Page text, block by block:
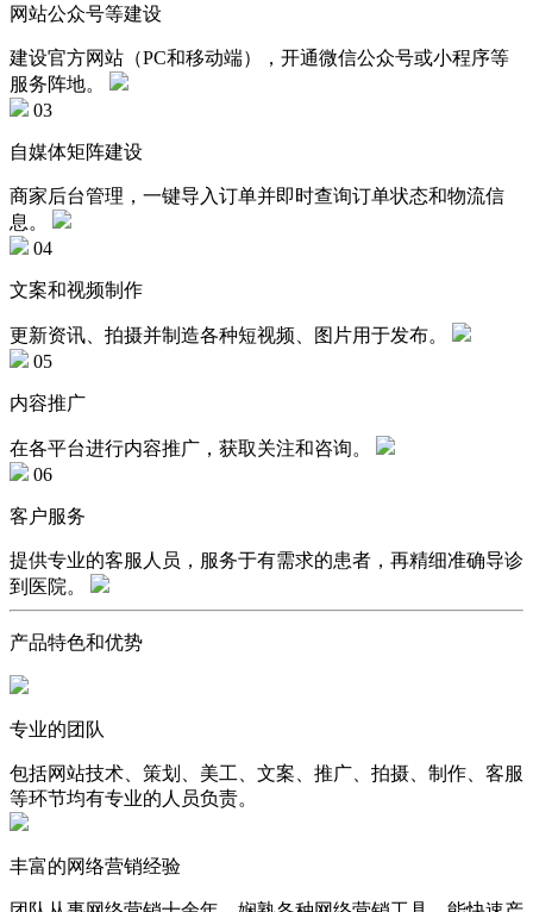
网站公众号等建设
建设官方网站（PC和移动端），开通微信公众号或小程序等
服务阵地。
03
自媒体矩阵建设
商家后台管理，一键导入订单并即时查询订单状态和物流信
息。
04
文案和视频制作
更新资讯、拍摄并制造各种短视频、图片用于发布。
05
内容推广
在各平台进行内容推广，获取关注和咨询。
06
客户服务
提供专业的客服人员，服务于有需求的患者，再精细准确导诊
到医院。
产品特色和优势
专业的团队
包括网站技术、策划、美工、文案、推广、拍摄、制作、客服
等环节均有专业的人员负责。
丰富的网络营销经验